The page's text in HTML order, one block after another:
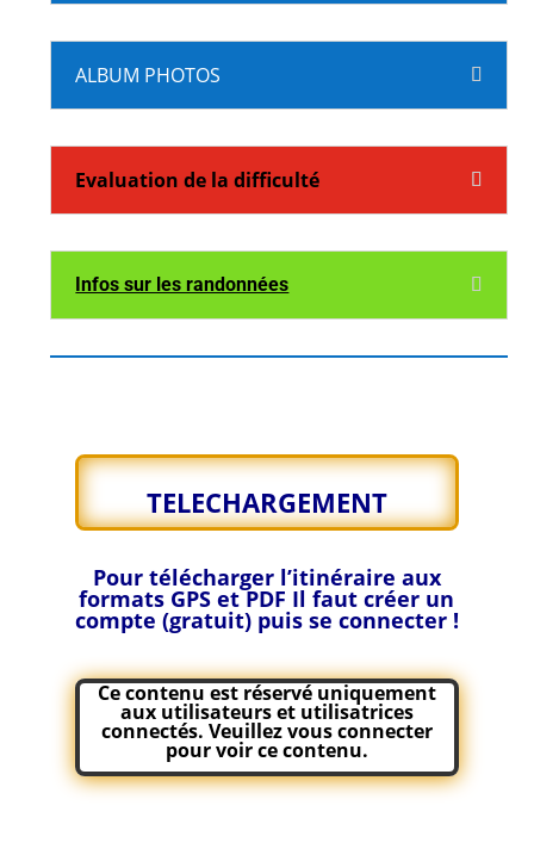
ALBUM PHOTOS
Evaluation de la difficulté
Infos sur les randonnées
TELECHARGEMENT
Pour télécharger l’itinéraire aux
formats GPS et PDF Il faut créer un
compte (gratuit) puis se connecter !
Ce contenu est réservé uniquement
aux utilisateurs et utilisatrices
connectés. Veuillezvous connecter
pour voir ce contenu.